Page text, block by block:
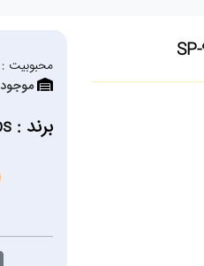
محبوبیت :
موجود
برند : soups